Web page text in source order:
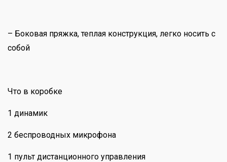
– Боковая пряжка, теплая конструкция, легко носить с
собой
Что в коробке
1 динамик
2 беспроводных микрофона
1 пульт дистанционного управления